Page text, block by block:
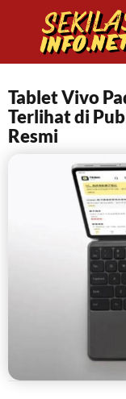
Tablet Vivo
Terlihat di
Resmi